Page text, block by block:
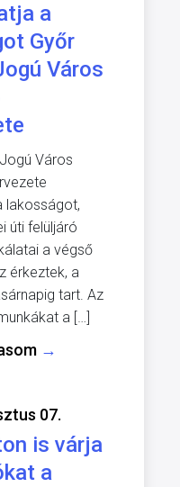
a
Győr
Város
Város
lakosságot,
úti felüljáró
a végső
érkeztek, a
tart. Az
a […]
→
07.
is várja
a